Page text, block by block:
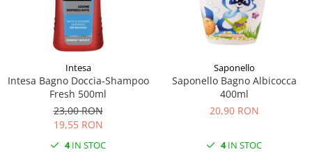
Intesa
Intesa Bagno Doccia-Shampoo
Fresh 500ml
23,00 RON
19,55 RON
4IN STOC
Saponello
Saponello Bagno Albicocca
400ml
20,90 RON
4IN STOC